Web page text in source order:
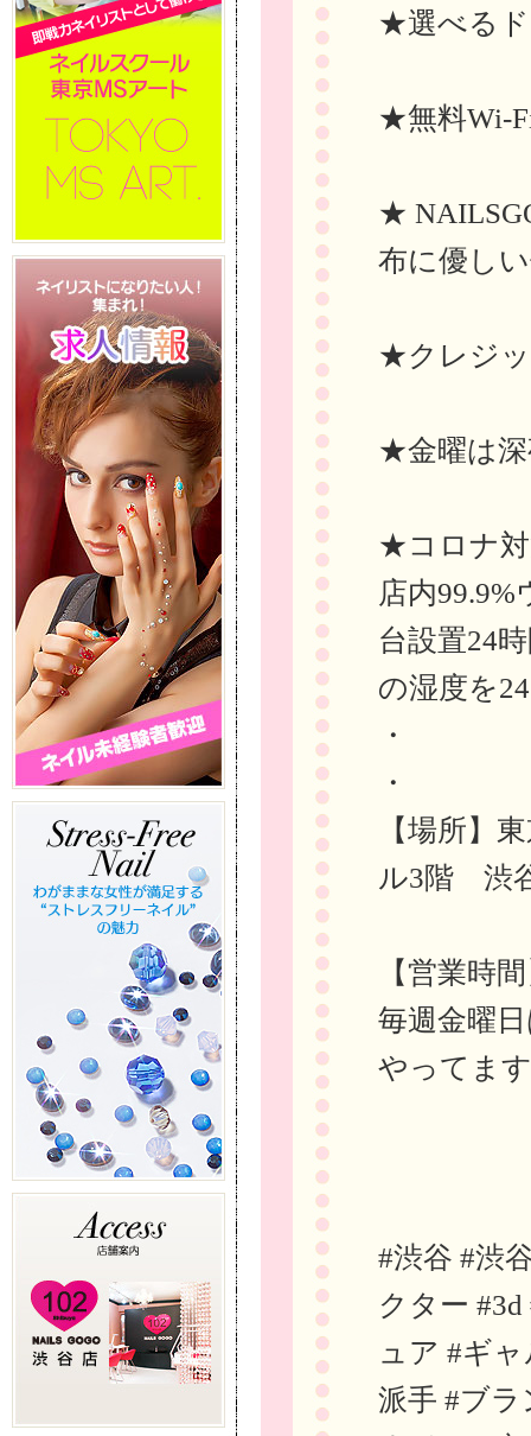
★選べるド
★無料Wi-
★
布に優し
★クレジ
★金曜は深
★コロナ
店内
台設置24
の湿度を
・
・
【場所】
ル3階 渋
【営業時
毎週金曜
やってま
#渋谷 #渋
クター
ュア #ギ
派手 #ブラ